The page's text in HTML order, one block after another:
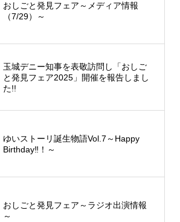
おしごと発見フェア～メディア情報
（7/29）～
玉城デニー知事を表敬訪問し「おしご
と発見フェア2025」開催を報告しまし
た!!
ゆいストーリ誕生物語Vol.7～Happy
Birthday‼！～
おしごと発見フェア～ラジオ出演情報
～